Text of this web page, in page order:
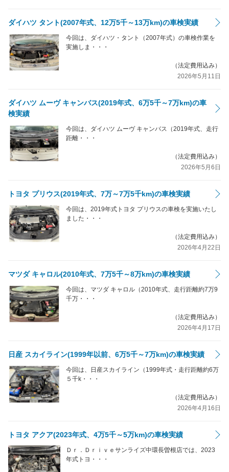
ダイハツ タント(2007年式、12万5千～13万km)の車検実績
今回は、ダイハツ・タント（2007年式）の車検作業を
実施しま・・・
（法定費用込み）
2026年5月11日
ダイハツ ムーヴ キャンバス(2019年式、6万5千～7万km)の車
検実績
今回は、ダイハツ ムーヴ キャンバス（2019年式、走行
距離・・・
（法定費用込み）
2026年5月6日
トヨタ プリウス(2019年式、7万～7万5千km)の車検実績
今回は、2019年式トヨタ プリウスの車検を実施いたし
ました・・・
（法定費用込み）
2026年4月22日
マツダ キャロル(2010年式、7万5千～8万km)の車検実績
今回は、マツダ キャロル（2010年式、走行距離約7万9
千万・・・
（法定費用込み）
2026年4月17日
日産 スカイライン(1999年以前、6万5千～7万km)の車検実績
今回は、日産スカイライン（1999年式・走行距離約6万
５千k・・・
（法定費用込み）
2026年4月16日
トヨタ アクア(2023年式、4万5千～5万km)の車検実績
Ｄｒ．Ｄｒｉｖｅサンライズ中環長曽根店では、2023
年式トヨ・・・